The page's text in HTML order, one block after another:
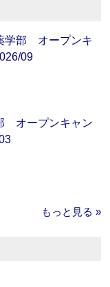
学部 オープンキ
09
オープンキャン
もっと見る »